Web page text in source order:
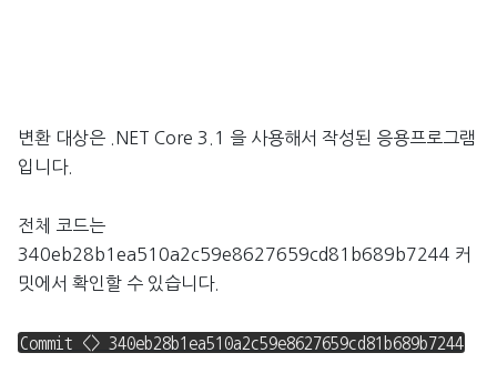
변환 대상은 .NET Core 3.1 을 사용해서 작성된 응용프로그램
입니다.
전체 코드는
340eb28b1ea510a2c59e8627659cd81b689b7244 커
밋에서 확인할 수 있습니다.
Commit <> 340eb28b1ea510a2c59e8627659cd81b689b7244